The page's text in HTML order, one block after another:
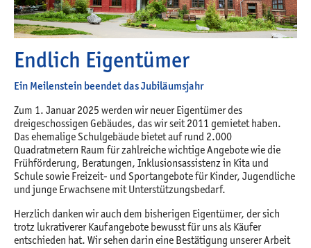
Endlich Eigentümer
Ein Meilenstein beendet das Jubiläumsjahr
Zum 1. Januar 2025 werden wir neuer Eigentümer des
dreigeschossigen Gebäudes, das wir seit 2011 gemietet haben.
Das ehemalige Schulgebäude bietet auf rund 2.000
Quadratmetern Raum für zahlreiche wichtige Angebote wie die
Frühförderung, Beratungen, Inklusionsassistenz in Kita und
Schule sowie Freizeit- und Sportangebote für Kinder, Jugendliche
und junge Erwachsene mit Unterstützungsbedarf.
Herzlich danken wir auch dem bisherigen Eigentümer, der sich
trotz lukrativerer Kaufangebote bewusst für uns als Käufer
entschieden hat. Wir sehen darin eine Bestätigung unserer Arbeit